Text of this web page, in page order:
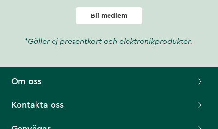
Bli medlem
*Gäller ej presentkort och elektronikprodukter.
Om oss
Kontakta oss